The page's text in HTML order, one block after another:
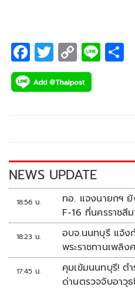
F
ac
e
k
T
wi
tt
C
o
p
k
Li
NEWS UPDATE
18:56 น.
ทอ. แจงนายกฯ ยั
F-16 ที่นครราชสี
18:23 น.
อบจ.นนทบุรี แจ้ง
พระราชทานเพลิ
ประเสริฐ'
17:45 น.
คุมเข้มนนทบุรี! ต
ด่านตรวจจับอาวุ